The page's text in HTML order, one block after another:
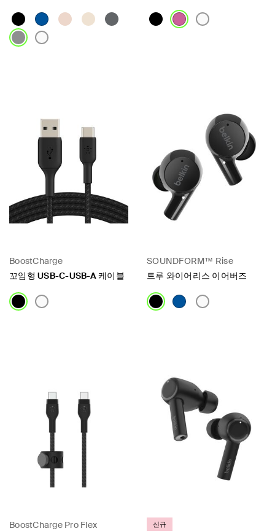
BoostCharge
꼬임형 USB-C-USB-A 케이블
SOUNDFORM™ Rise
트루 와이어리스 이어버즈
BoostCharge Pro Flex
신규